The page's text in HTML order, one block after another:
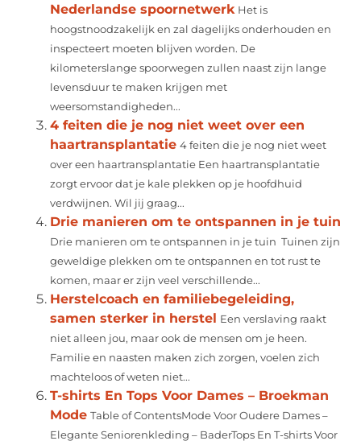
Nederlandse spoornetwerk Het is
hoogstnoodzakelijk en zal dagelijks onderhouden en
inspecteert moeten blijven worden. De
kilometerslange spoorwegen zullen naast zijn lange
levensduur te maken krijgen met
weersomstandigheden...
4 feiten die je nog niet weet over een
haartransplantatie 4 feiten die je nog niet weet
over een haartransplantatie Een haartransplantatie
zorgt ervoor dat je kale plekken op je hoofdhuid
verdwijnen. Wil jij graag...
Drie manieren om te ontspannen in je tuin
Drie manieren om te ontspannen in je tuin Tuinen zijn
geweldige plekken om te ontspannen en tot rust te
komen, maar er zijn veel verschillende...
Herstelcoach en familiebegeleiding,
samen sterker in herstel Een verslaving raakt
niet alleen jou, maar ook de mensen om je heen.
Familie en naasten maken zich zorgen, voelen zich
machteloos of weten niet...
T-shirts En Tops Voor Dames – Broekman
Mode Table of ContentsMode Voor Oudere Dames –
Elegante Seniorenkleding – BaderTops En T-shirts Voor